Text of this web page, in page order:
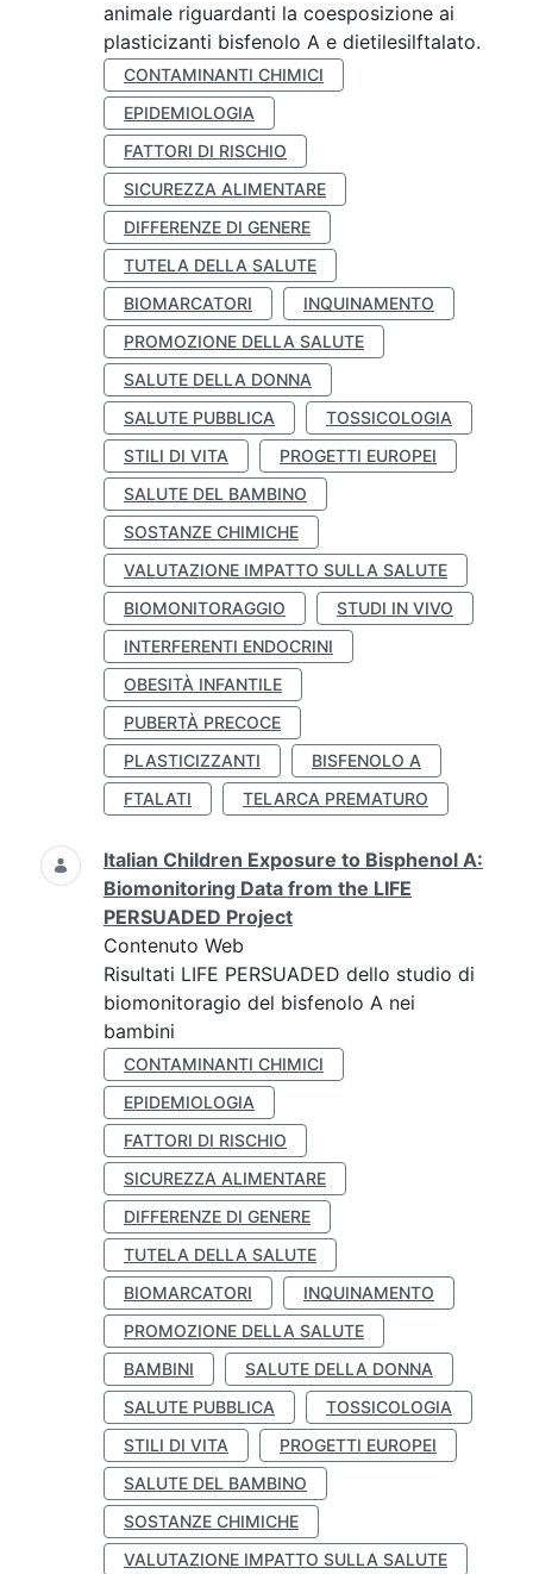
animale riguardanti la coesposizione ai
plasticizanti bisfenolo A e dietilesilftalato.
CONTAMINANTI CHIMICI
EPIDEMIOLOGIA
FATTORI DI RISCHIO
SICUREZZA ALIMENTARE
DIFFERENZE DI GENERE
TUTELA DELLA SALUTE
BIOMARCATORI
INQUINAMENTO
PROMOZIONE DELLA SALUTE
SALUTE DELLA DONNA
SALUTE PUBBLICA
TOSSICOLOGIA
STILI DI VITA
PROGETTI EUROPEI
SALUTE DEL BAMBINO
SOSTANZE CHIMICHE
VALUTAZIONE IMPATTO SULLA SALUTE
BIOMONITORAGGIO
STUDI IN VIVO
INTERFERENTI ENDOCRINI
OBESITÀ INFANTILE
PUBERTÀ PRECOCE
PLASTICIZZANTI
BISFENOLO A
FTALATI
TELARCA PREMATURO
Italian Children Exposure to Bisphenol A:
Biomonitoring Data from the LIFE
PERSUADED Project
Contenuto Web
Risultati LIFE PERSUADED dello studio di
biomonitoragio del bisfenolo A nei
bambini
CONTAMINANTI CHIMICI
EPIDEMIOLOGIA
FATTORI DI RISCHIO
SICUREZZA ALIMENTARE
DIFFERENZE DI GENERE
TUTELA DELLA SALUTE
BIOMARCATORI
INQUINAMENTO
PROMOZIONE DELLA SALUTE
BAMBINI
SALUTE DELLA DONNA
SALUTE PUBBLICA
TOSSICOLOGIA
STILI DI VITA
PROGETTI EUROPEI
SALUTE DEL BAMBINO
SOSTANZE CHIMICHE
VALUTAZIONE IMPATTO SULLA SALUTE